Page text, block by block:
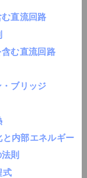
直流回路
む直流回路
ブリッジ
内部エネルギー
則
式